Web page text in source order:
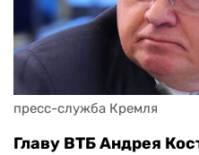
пресс-служба Кремля
Главу ВТБ Андрея